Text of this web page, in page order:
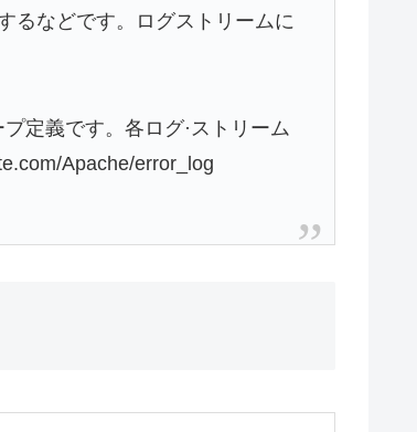
るなどです。ログストリームに
定義です。各ログ·ストリーム
Apache/error_log